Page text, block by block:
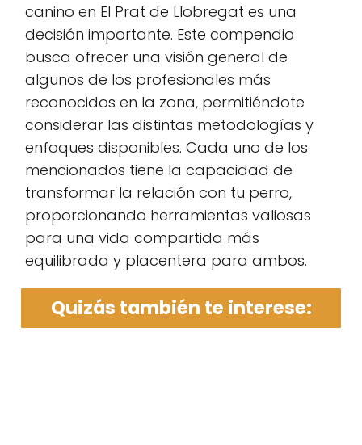
canino en El Prat de Llobregat es una
decisión importante. Este compendio
busca ofrecer una visión general de
algunos de los profesionales más
reconocidos en la zona, permitiéndote
considerar las distintas metodologías y
enfoques disponibles. Cada uno de los
mencionados tiene la capacidad de
transformar la relación con tu perro,
proporcionando herramientas valiosas
para una vida compartida más
equilibrada y placentera para ambos.
Quizás también te interese: